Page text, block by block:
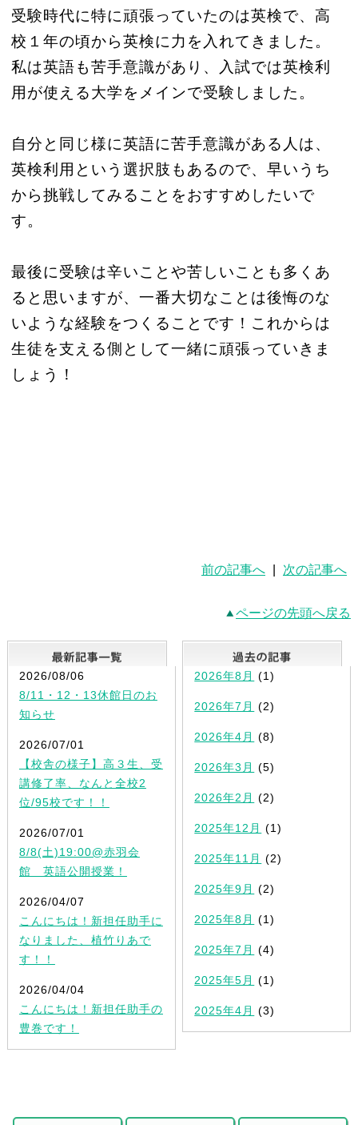
受験時代に特に頑張っていたのは英検で、高
校１年の頃から英検に力を入れてきました。
私は英語も苦手意識があり、入試では英検利
用が使える大学をメインで受験しました。
自分と同じ様に英語に苦手意識がある人は、
英検利用という選択肢もあるので、早いうち
から挑戦してみることをおすすめしたいで
す。
最後に受験は辛いことや苦しいことも多くあ
ると思いますが、一番大切なことは後悔のな
いような経験をつくることです！これからは
生徒を支える側として一緒に頑張っていきま
しょう！
前の記事へ 次の記事へ
ページの先頭へ戻る
最新記事一覧
2026/08/06
8/11・12・13休館日のお
知らせ
2026/07/01
【校舎の様子】高３生、受
講修了率、なんと全校2
位/95校です！！
2026/07/01
8/8(土)19:00@赤羽会
館 英語公開授業！
2026/04/07
こんにちは！新担任助手に
なりました、植竹りあで
す！！
2026/04/04
こんにちは！新担任助手の
豊巻です！
2026年8月 (1)
2026年7月 (2)
2026年4月 (8)
2026年3月 (5)
2026年2月 (2)
2025年12月 (1)
2025年11月 (2)
2025年9月 (2)
2025年8月 (1)
2025年7月 (4)
2025年5月 (1)
2025年4月 (3)